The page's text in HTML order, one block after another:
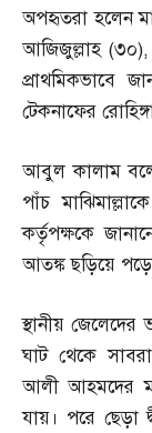
অপহৃতরা হলেন
আজিজুল্লাহ (৩০
প্রাথমিকভাবে
টেকনাফের
আবুল কালাম
পাঁচ
কর্তৃপক্ষকে
আতঙ্ক ছড়িয়ে
স্থানীয় জেলেদের
ঘাট থেকে
আলী আহমদের
যায়। পরে ছেড়া